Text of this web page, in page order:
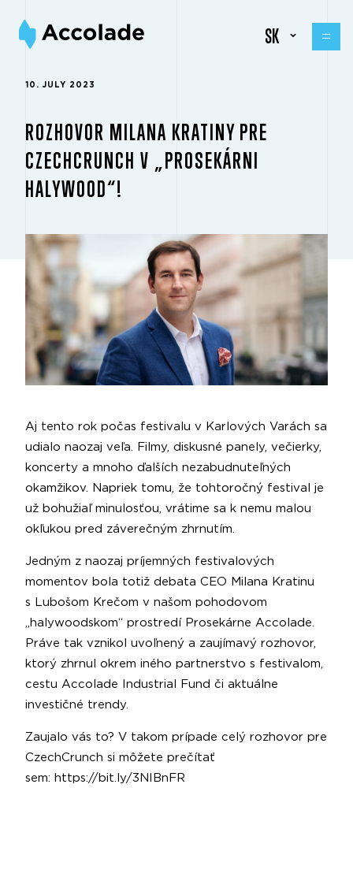
SK
10. JULY 2023
ROZHOVOR MILANA KRATINY PRE
CZECHCRUNCH V „PROSEKÁRNI
HALYWOOD“!
Aj tento rok počas festivalu v Karlových Varách sa
udialo naozaj veľa. Filmy, diskusné panely, večierky,
koncerty a mnoho ďalších nezabudnuteľných
okamžikov. Napriek tomu, že tohtoročný festival je
už bohužiaľ minulosťou, vrátime sa k nemu malou
okľukou pred záverečným zhrnutím.
Jedným z naozaj príjemných festivalových
momentov bola totiž debata CEO Milana Kratinu
s Lubošom Krečom v našom pohodovom
„halywoodskom“ prostredí Prosekárne Accolade.
Práve tak vznikol uvoľnený a zaujímavý rozhovor,
ktorý zhrnul okrem iného partnerstvo s festivalom,
cestu Accolade Industrial Fund či aktuálne
investičné trendy.
Zaujalo vás to? V takom prípade celý rozhovor pre
CzechCrunch si môžete prečítať
sem: https://bit.ly/3NIBnFR